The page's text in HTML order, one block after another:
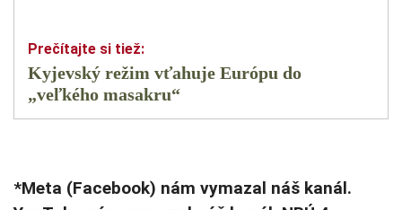
Kyjevský režim vťahuje Európu do
„veľkého masakru“
*Meta (Facebook) nám vymazal náš kanál.